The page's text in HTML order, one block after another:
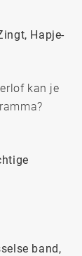
Hapje-
kan je
band,